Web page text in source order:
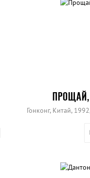
Гонконг, Китай,